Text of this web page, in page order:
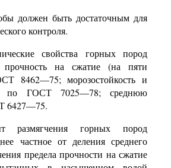
должен быть достаточным для
контроля.
свойства горных пород
прочность на сжатие (на пяти
8462—75; морозостойкость и
по ГОСТ 7025—78; среднюю
6427—75.
размягчения горных пород
частное от деления среднего
предела прочности на сжатие